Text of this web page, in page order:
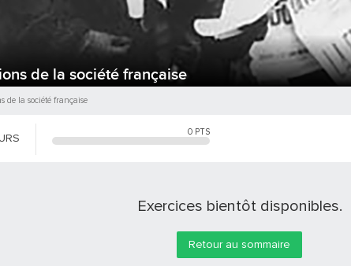
de la société française
de la société française
0 PTS
Exercices bientôt disponibles.
Retour au sommaire